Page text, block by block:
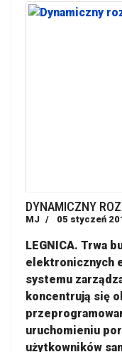
DYNAMICZNY
MJ 05 styczeń
LEGNICA. Trwa
elektronicznych
systemu
koncentrują się
uruchomieniu
użytkowników